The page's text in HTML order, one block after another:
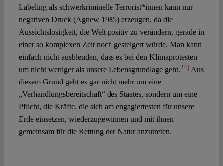
Labeling als schwerkriminelle Terrorist*innen kann nur
negativen Druck (Agnew 1985) erzeugen, da die
Aussichtslosigkeit, die Welt positiv zu verändern, gerade in
einer so komplexen Zeit noch gesteigert würde. Man kann
einfach nicht ausblenden, dass es bei den Klimaprotesten
um nicht weniger als unsere Lebensgrundlage geht.24)Aus
diesem Grund geht es gar nicht mehr um eine
„Verhandlungsbereitschaft“ des Staates, sondern um eine
Pflicht, die Kräfte, die sich am engagiertesten für unsere
Erde einsetzen, wiederzugewinnen und mit ihnen
gemeinsam für die Rettung der Natur anzutreten.